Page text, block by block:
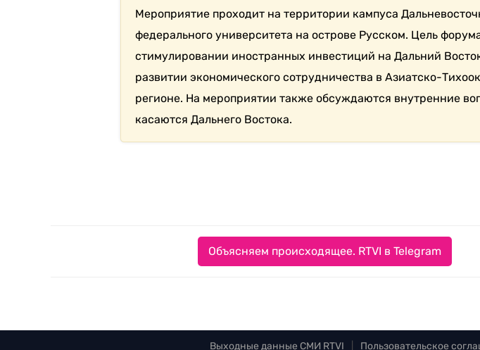
Мероприятие проходит на территории кампуса
федерального университета на острове Русском. Цель
стимулировании иностранных инвестиций на Дальний
развитии экономического сотрудничества в Азиатско-
регионе. На мероприятии также обсуждаются внутренние
касаются Дальнего Востока.
Объясняем происходящее. RTVI в Telegram
Выходные данные СМИ RTVI Пользовательское